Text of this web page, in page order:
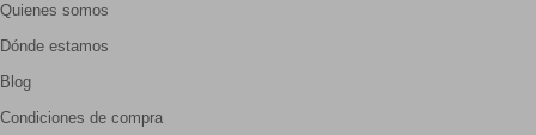
Quienes somos
Dónde estamos
Blog
Condiciones de compra